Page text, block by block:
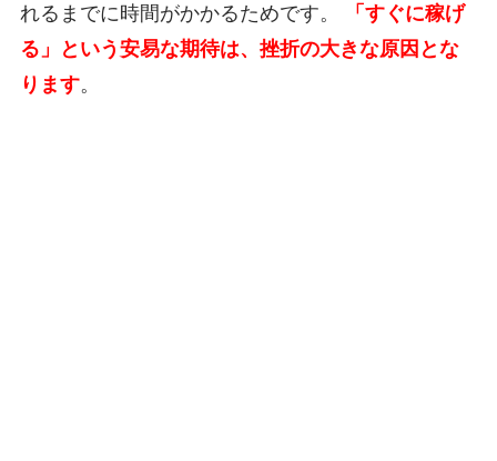
れるまでに時間がかかるためです。
「すぐに稼げ
る」という安易な期待は、挫折の大きな原因とな
ります。